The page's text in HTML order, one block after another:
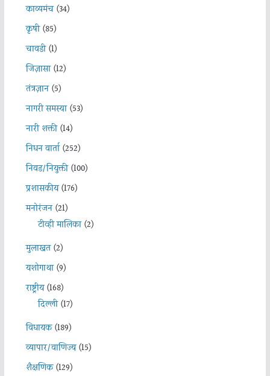
काव्यमंच(34)
कृषी(85)
चावडी(1)
जिज्ञासा(12)
तंत्रज्ञान(5)
नागरी समस्या(53)
नारी शक्ती(14)
निधन वार्ता(252)
निवड/नियुक्ती(100)
प्रशासकीय(176)
मनोरंजन(21)
टीव्ही मालिका(2)
मुलाखत(2)
यशोगाथा(9)
राष्ट्रीय(168)
दिल्ली(17)
विधायक(189)
व्यापार/वाणिज्य(15)
शैक्षणिक(129)